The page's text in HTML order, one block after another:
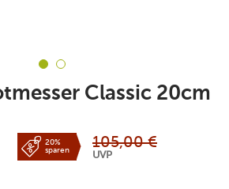
Classic 20cm
20%
sparen
105,00 €
UVP